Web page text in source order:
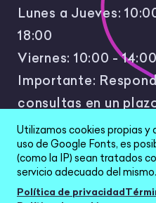
Lunes a Jueves:
18:00
Viernes: 10:00 - 14:00
Importante:
consultas en un
laborales.
Utilizamos cookies propias y
uso de Google Fonts, es
(como la IP) sean tratados
servicio adecuado del mismo.
Política de privacidad